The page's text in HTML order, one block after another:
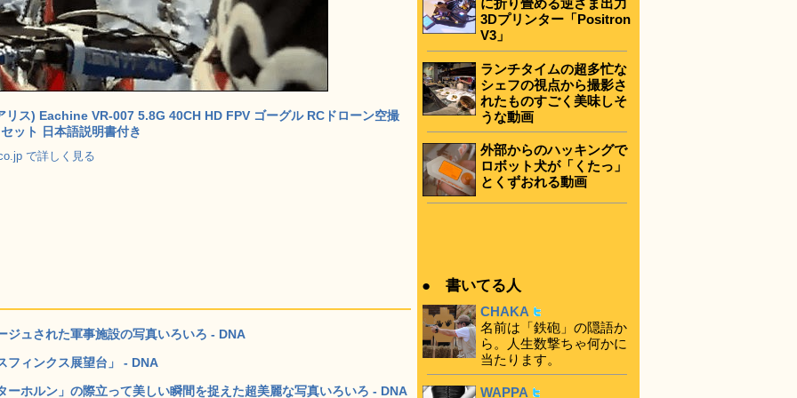
リス) Eachine VR-007 5.8G 40CH HD FPV ゴーグル RCドローン空撮
ット 日本語説明書付き
で詳しく見る
ジュされた軍事施設の写真いろいろ - DNA
フィンクス展望台」 - DNA
ーホルン」の際立って美しい瞬間を捉えた超美麗な写真いろいろ - DNA
に折り畳める逆さま出力
3Dプリンター「Positron
V3」
ランチタイムの超多忙な
シェフの視点から撮影さ
れたものすごく美味しそ
うな動画
外部からのハッキングで
ロボット犬が「くたっ」
とくずおれる動画
● 書いてる人
CHAKA
名前は「鉄砲」の隠語か
ら。人生数撃ちゃ何かに
当たります。
WAPPA